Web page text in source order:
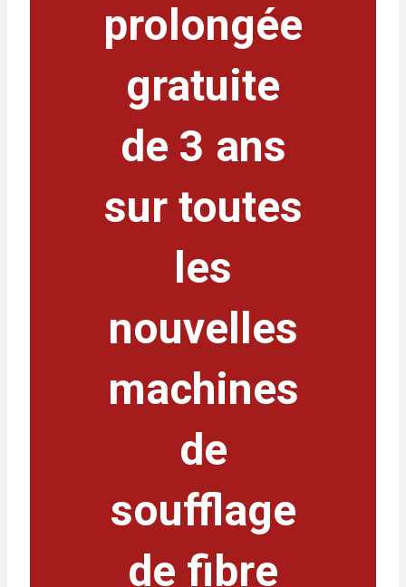
prolongée
gratuite
de 3 ans
sur toutes
les
nouvelles
machines
de
soufflage
de fibre